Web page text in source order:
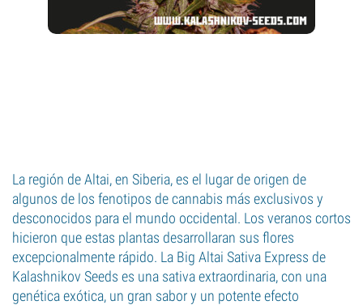
La región de Altai, en Siberia, es el lugar de origen de
algunos de los fenotipos de cannabis más exclusivos y
desconocidos para el mundo occidental. Los veranos cortos
hicieron que estas plantas desarrollaran sus flores
excepcionalmente rápido. La Big Altai Sativa Express de
Kalashnikov Seeds es una sativa extraordinaria, con una
genética exótica, un gran sabor y un potente efecto